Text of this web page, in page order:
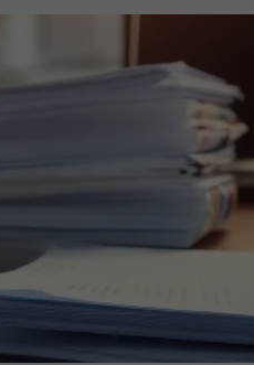
Suchen
Begriffen vorauswählen
34d
Prüfungstermine